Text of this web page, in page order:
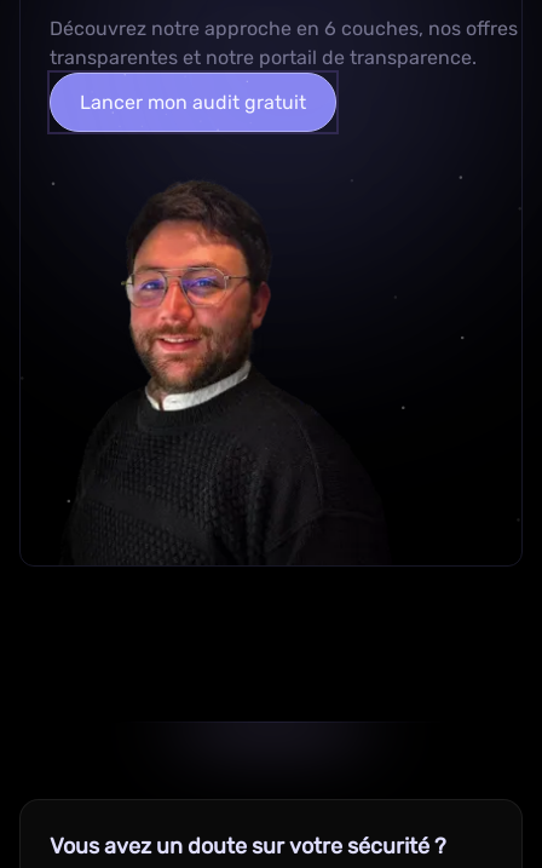
Découvrez notre approche en 6 couches, nos offres
transparentes et notre portail de transparence.
Lancer mon audit gratuit
Vous avez un doute sur votre sécurité ?